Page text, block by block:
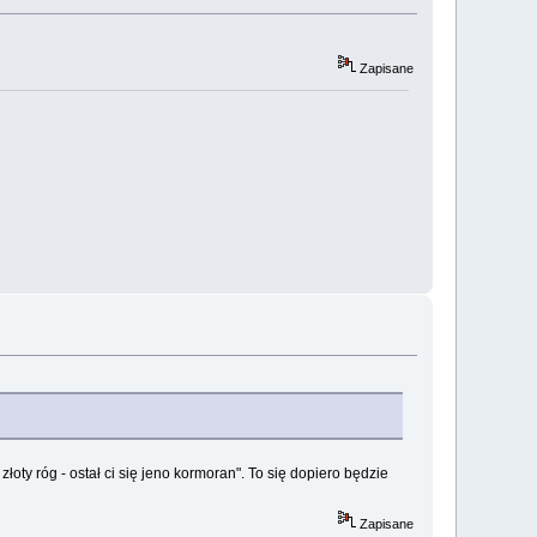
Zapisane
róg - ostał ci się jeno kormoran". To się dopiero będzie
Zapisane